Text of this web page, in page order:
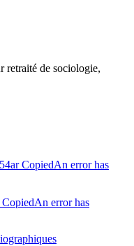
retraité de sociologie,
CopiedAn error has
CopiedAn error has